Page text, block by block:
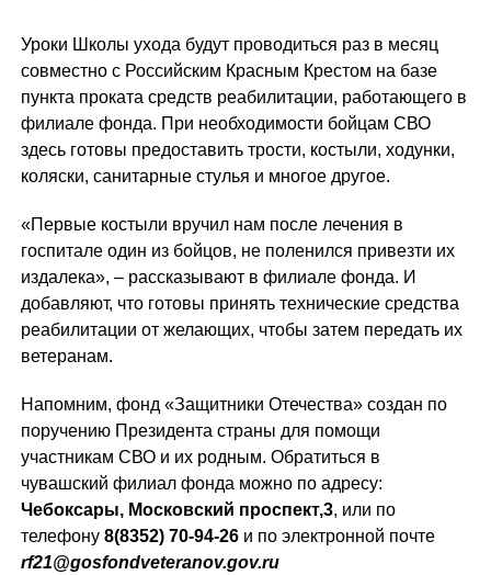
Уроки Школы ухода будут проводиться раз в месяц
совместно с Российским Красным Крестом на базе
пункта проката средств реабилитации, работающего в
филиале фонда. При необходимости бойцам СВО
здесь готовы предоставить трости, костыли, ходунки,
коляски, санитарные стулья и многое другое.
«Первые костыли вручил нам после лечения в
госпитале один из бойцов, не поленился привезти их
издалека», – рассказывают в филиале фонда. И
добавляют, что готовы принять технические средства
реабилитации от желающих, чтобы затем передать их
ветеранам.
Напомним, фонд «Защитники Отечества» создан по
поручению Президента страны для помощи
участникам СВО и их родным. Обратиться в
чувашский филиал фонда можно по адресу:
Чебоксары, Московский проспект,3, или по
телефону 8(8352) 70-94-26и по электронной почте
rf21@gosfondveteranov.gov.ru